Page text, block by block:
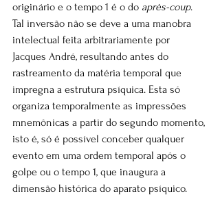
originário e o tempo 1 é o do après-coup.
Tal inversão não se deve a uma manobra
intelectual feita arbitrariamente por
Jacques André, resultando antes do
rastreamento da matéria temporal que
impregna a estrutura psíquica. Esta só
organiza temporalmente as impressões
mnemônicas a partir do segundo momento,
isto é, só é possível conceber qualquer
evento em uma ordem temporal após o
golpe ou o tempo 1, que inaugura a
dimensão histórica do aparato psíquico.